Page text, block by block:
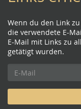
Wenn du den Link
die verwendete E-
E-Mail mit Links zu
getätigt wurden.
Mail